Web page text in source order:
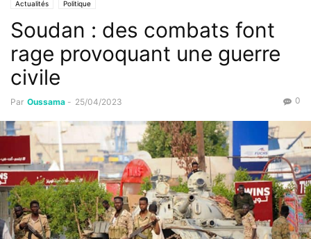
Actualités Politique
Soudan : des combats font
rage provoquant une guerre
civile
Par Oussama - 25/04/2023 0